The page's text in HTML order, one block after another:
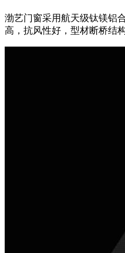
渤艺门窗采用航天级钛镁铝
高，抗风性好，型材断桥结